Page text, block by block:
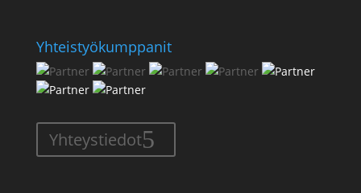
Yhteistyökumppanit
Yhteystiedot